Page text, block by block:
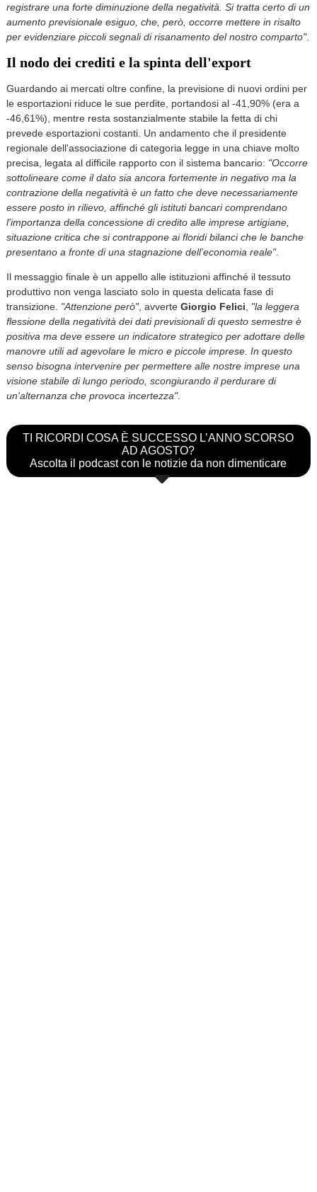
registrare una forte diminuzione della negatività. Si tratta certo di un
aumento previsionale esiguo, che, però, occorre mettere in risalto
per evidenziare piccoli segnali di risanamento del nostro comparto".
Il nodo dei crediti e la spinta dell'export
Guardando ai mercati oltre confine, la previsione di nuovi ordini per
le esportazioni riduce le sue perdite, portandosi al -41,90% (era a
-46,61%), mentre resta sostanzialmente stabile la fetta di chi
prevede esportazioni costanti. Un andamento che il presidente
regionale dell'associazione di categoria legge in una chiave molto
precisa, legata al difficile rapporto con il sistema bancario: "Occorre
sottolineare come il dato sia ancora fortemente in negativo ma la
contrazione della negatività è un fatto che deve necessariamente
essere posto in rilievo, affinché gli istituti bancari comprendano
l'importanza della concessione di credito alle imprese artigiane,
situazione critica che si contrappone ai floridi bilanci che le banche
presentano a fronte di una stagnazione dell'economia reale".
Il messaggio finale è un appello alle istituzioni affinché il tessuto
produttivo non venga lasciato solo in questa delicata fase di
transizione. "Attenzione però", avverte Giorgio Felici, "la leggera
flessione della negatività dei dati previsionali di questo semestre è
positiva ma deve essere un indicatore strategico per adottare delle
manovre utili ad agevolare le micro e piccole imprese. In questo
senso bisogna intervenire per permettere alle nostre imprese una
visione stabile di lungo periodo, scongiurando il perdurare di
un'alternanza che provoca incertezza".
TI RICORDI COSA È SUCCESSO L’ANNO SCORSO
AD AGOSTO?
Ascolta il podcast con le notizie da non dimenticare